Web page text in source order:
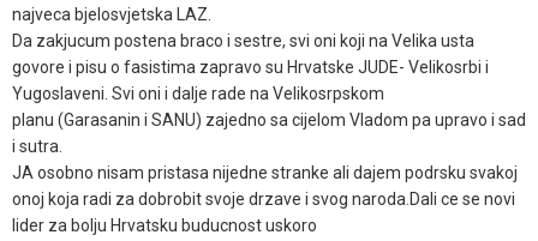
najveca bjelosvjetska LAZ.
Da zakjucum postena braco i sestre, svi oni koji na Velika usta
govore i pisu o fasistima zapravo su Hrvatske JUDE- Velikosrbi i
Yugoslaveni. Svi oni i dalje rade na Velikosrpskom
planu (Garasanin i SANU) zajedno sa cijelom Vladom pa upravo i sad
i sutra.
JA osobno nisam pristasa nijedne stranke ali dajem podrsku svakoj
onoj koja radi za dobrobit svoje drzave i svog naroda.Dali ce se novi
lider za bolju Hrvatsku buducnost uskoro